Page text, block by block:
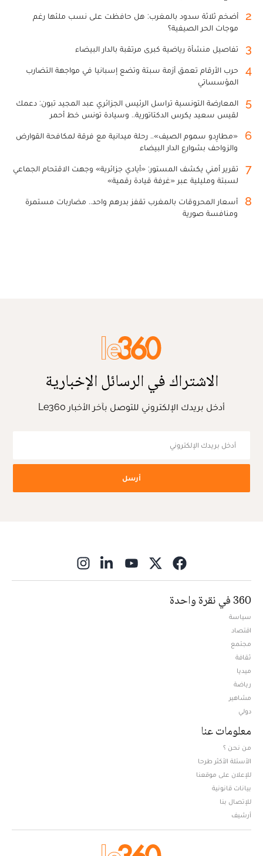
2
أضخم ثلاثة سدود بالمغرب: هل حافظت على نسب ملئها رغم
موجات الحر الصيفية؟
3 تفاصيل منشأة رياضية كبرى مرتقبة بالدار البيضاء
4
حرب الأرقام تعمق أزمة سبتة وتضع إسبانيا في مواجهة التضارب
المؤسساتي
5
المعارضة التونسية تراسل الرئيس الجزائري عبد المجيد تبون: دعمك
لقيس سعيد يكرس الدكتاتورية.. وسيادة تونس خط أحمر
6
«مطارِدو سموم الصيف».. رحلة ميدانية مع فرقة لمكافحة القوارض
والزواحف بشوارع الدار البيضاء
7
تقرير أمني يكشف المستور: «أيادي جزائرية» وجهت الاقتحام الجماعي
لسبتة ومليلية عبر «غرفة قيادة رقمية»
8
أسعار المحروقات بالمغرب تقفز بدرهم واحد.. مضاربات مستمرة
ومنافسة صورية
الاشتراك في الرسائل الإخبارية
أدخل بريدك الإلكتروني للتوصل بآخر الأخبار Le360
أرسل
360 في نقرة واحدة
سياسة
اقتصاد
مجتمع
ثقافة
ميديا
رياضة
مشاهير
دولي
معلومات عنا
من نحن ؟
الأسئلة الأكثر طرحا
للإعلان على موقعنا
بيانات قانونية
للإتصال بنا
أرشيف